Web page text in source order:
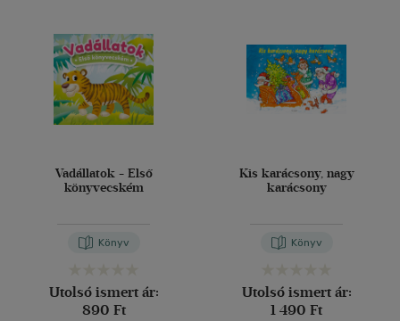
Vadállatok - Első
könyvecském
Könyv
Utolsó ismert ár:
890 Ft
Kis karácsony, nagy
karácsony
Könyv
Utolsó ismert ár:
1 490 Ft